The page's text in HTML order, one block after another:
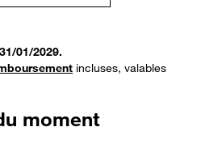
01/2029.
incluses, valables
moment